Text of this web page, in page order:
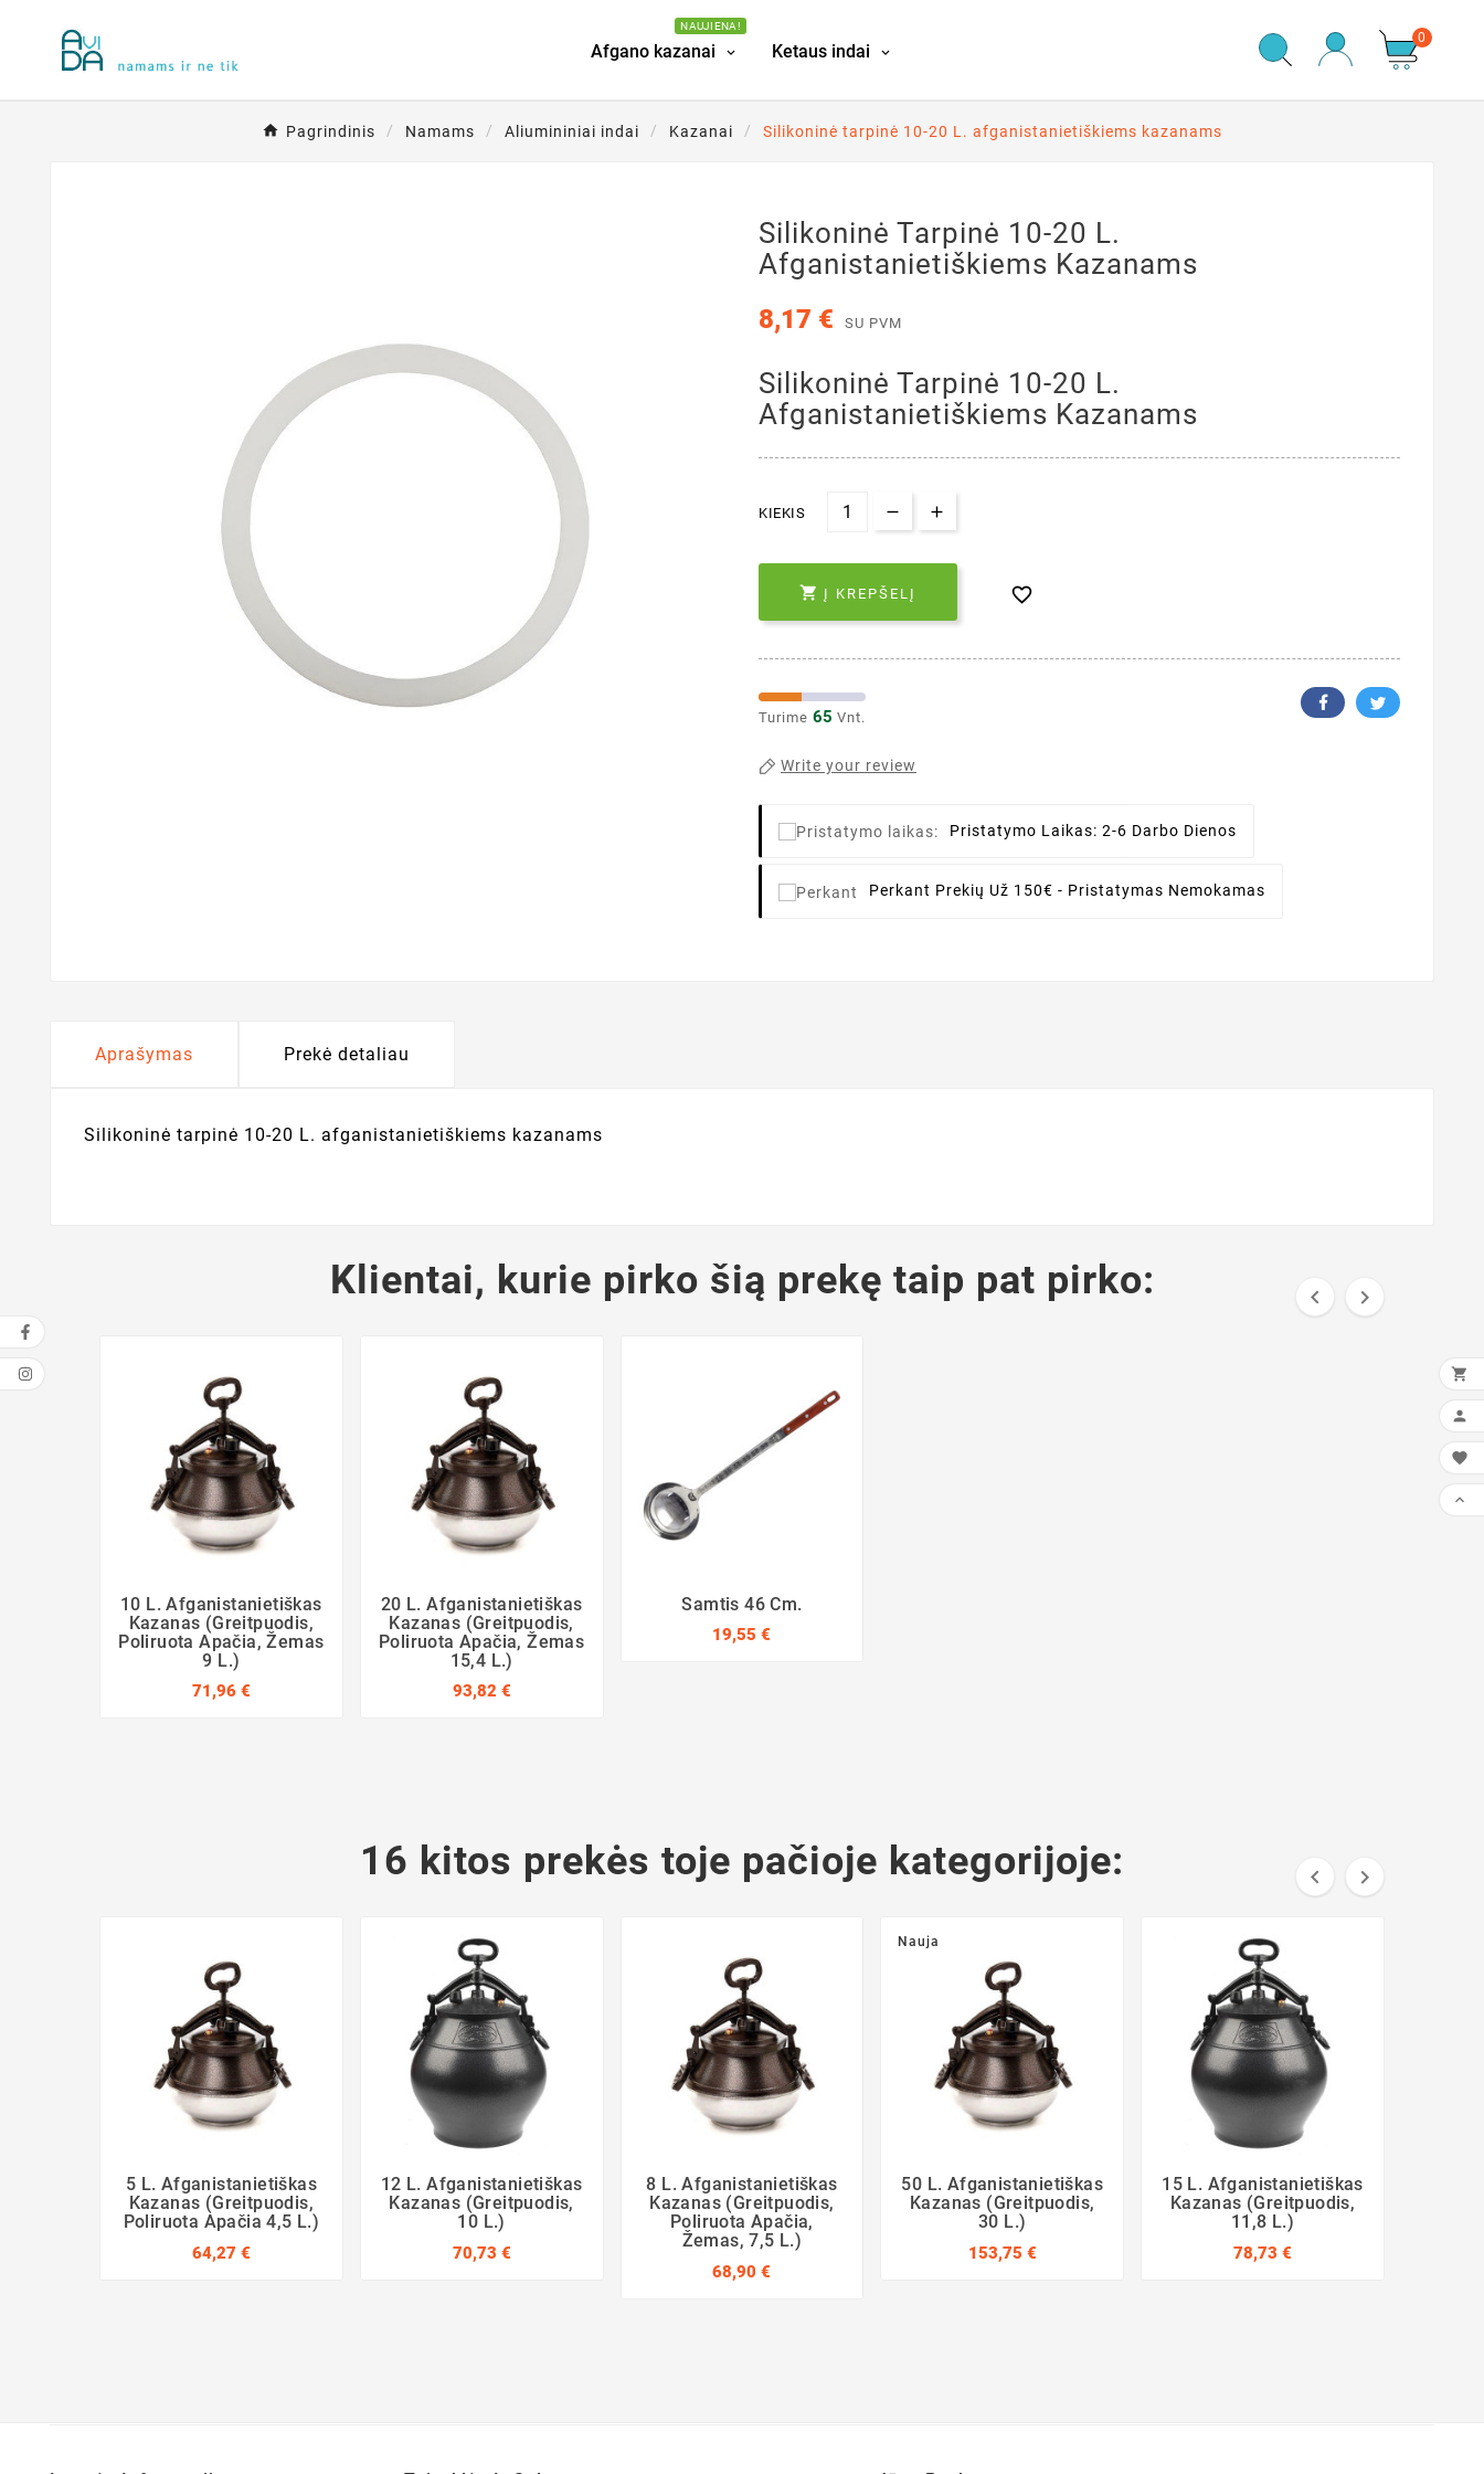
Afgano kazanai
NAUJIENA!
Ketaus indai
0
Pagrindinis Namams Aliumininiai indai Kazanai Silikoninė tarpinė 10-20 L. afganistanietiškiems kazanams
Silikoninė Tarpinė 10-20 L.
Afganistanietiškiems Kazanams
8,17 € SU PVM
Silikoninė Tarpinė 10-20 L.
Afganistanietiškiems Kazanams
KIEKIS
 Į KREPŠELĮ 
Turime 65 Vnt.
Write your review
Pristatymo Laikas: 2-6 Darbo Dienos
Perkant Prekių Už 150€ - Pristatymas Nemokamas
Aprašymas Prekė detaliau
Silikoninė tarpinė 10-20 L. afganistanietiškiems kazanams
Klientai, kurie pirko šią prekę taip pat pirko:  
10 L. Afganistanietiškas
Kazanas (greitpuodis,
Poliruota Apačia, Žemas
9 L.)
71,96 €
20 L. Afganistanietiškas
Kazanas (greitpuodis,
Poliruota Apačia, Žemas
15,4 L.)
93,82 €
Samtis 46 Cm.
19,55 €
16 kitos prekės toje pačioje kategorijoje:  
5 L. Afganistanietiškas
Kazanas (greitpuodis,
Poliruota Apačia 4,5 L.)
64,27 €
12 L. Afganistanietiškas
Kazanas (greitpuodis,
10 L.)
70,73 €
8 L. Afganistanietiškas
Kazanas (greitpuodis,
Poliruota Apačia,
Žemas, 7,5 L.)
68,90 €
Nauja
50 L. Afganistanietiškas
Kazanas (greitpuodis,
30 L.)
153,75 €
15 L. Afganistanietiškas
Kazanas (greitpuodis,
11,8 L.)
78,73 €



